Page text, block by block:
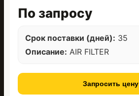
По запросу
Срок поставки (дней): 35
Описание: AIR FILTER
Запросить цену